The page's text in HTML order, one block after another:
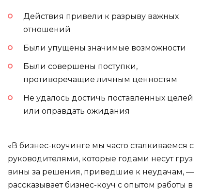
Действия привели к разрыву важных
отношений
Были упущены значимые возможности
Были совершены поступки,
противоречащие личным ценностям
Не удалось достичь поставленных целей
или оправдать ожидания
«В бизнес-коучинге мы часто сталкиваемся с
руководителями, которые годами несут груз
вины за решения, приведшие к неудачам, —
рассказывает бизнес-коуч с опытом работы в